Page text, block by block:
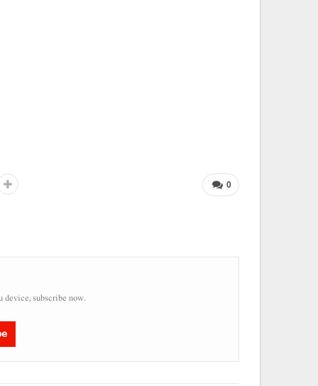
0
subscribe now.